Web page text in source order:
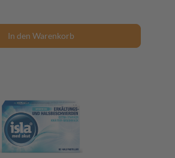
In den Warenkorb